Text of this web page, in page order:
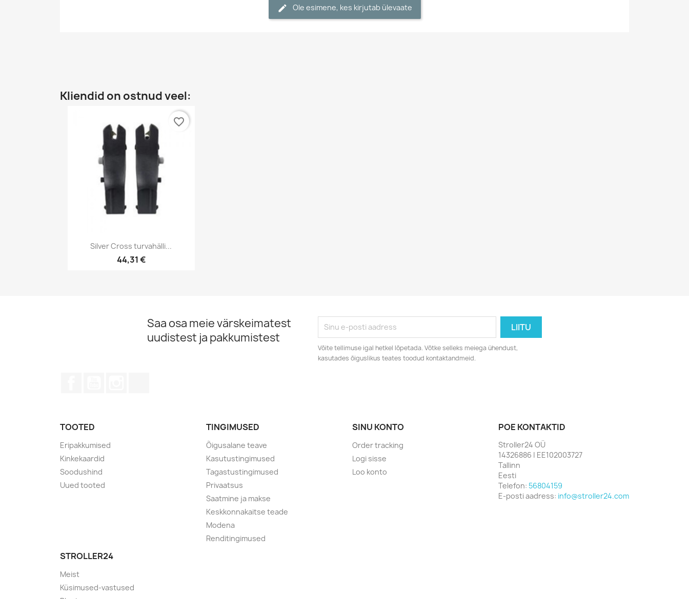
Ole esimene, kes kirjutab ülevaate
Kliendid on ostnud veel:
Kiirvaade
Silver Cross turvahälli...
44,31 €
favorite_border
Saa osa meie värskeimatest
uudistest ja pakkumistest
Võite tellimuse igal hetkel lõpetada. Võtke selleks meiega ühendust,
kasutades õiguslikus teates toodud kontaktandmeid.
TOOTED
Eripakkumised
Kinkekaardid
Soodushind
Uued tooted
TINGIMUSED
Õigusalane teave
Kasutustingimused
Tagastustingimused
Privaatsus
Saatmine ja makse
Keskkonnakaitse teade
Modena
Renditingimused
STROLLER24
Meist
Küsimused-vastused
SINU KONTO
Order tracking
Logi sisse
Loo konto
POE KONTAKTID
Stroller24 OÜ
14326886 | EE102003727
Tallinn
Eesti
Telefon: 56804159
E-posti aadress: info@stroller24.com